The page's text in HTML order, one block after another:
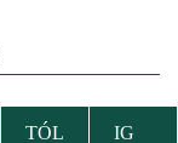
TÓL
IG